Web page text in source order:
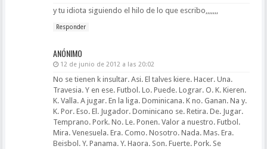
y tu idiota siguiendo el hilo de lo que escribo,,,,,,,
Responder
ANÓNIMO
12 de junio de 2012 a las 20:02
No se tienen k insultar. Asi. El talves kiere. Hacer. Una.
Travesia. Y en ese. Futbol. Lo. Puede. Lograr. O. K. Kieren.
K. Valla. A jugar. En la liga. Dominicana. K no. Ganan. Na y.
K. Por. Eso. El. Jugador. Dominicano se. Retira. De. Jugar.
Temprano. Pork. No. Le. Ponen. Valor a nuestro. Futbol.
Mira. Venesuela. Era. Como. Nosotro. Nada. Mas. Era.
Beisbol. Y. Panama. Y. Haora. Son. Fuerte. Pork. Se